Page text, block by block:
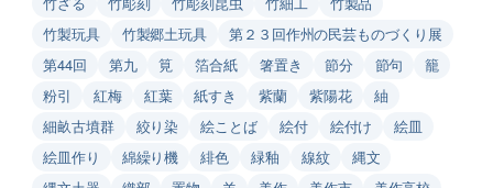
竹製玩具
竹製郷土玩具
第２３回作州の民芸ものづくり展
第44回
第九 筧 箔合紙 箸置き 節分 節句
籠
粉引
紅梅 紅葉 紙すき 紫蘭 紫陽花
紬
細畝古墳群
絞り染 絵ことば 絵付 絵付け
絵皿
絵皿作り
綿繰り機 緋色 緑釉 線紋
縄文